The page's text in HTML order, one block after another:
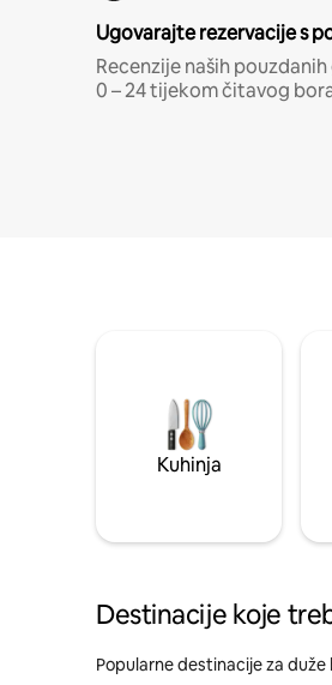
Ugovarajte rezervacije s
Recenzije naših
0 – 24 tijekom čitavog
Kuhinja
Destinacije koje
Popularne destinacije za duže